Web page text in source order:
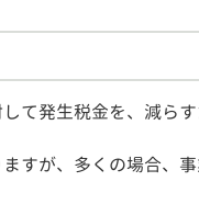
て発生税金を、減ら
すが、多くの場合、